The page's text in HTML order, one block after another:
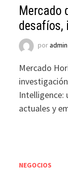
Mercado
desafíos,
poradmin
Mercado
Intelligence:
actuales y
NEGOCIOS